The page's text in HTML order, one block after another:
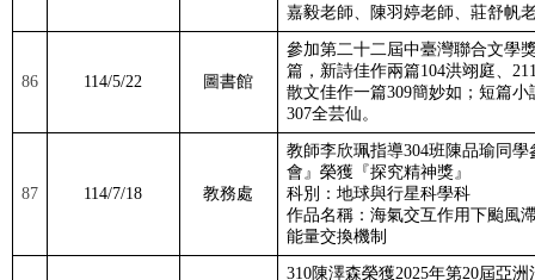
嘉毅老師、陳羽婷老師、莊舒帆
86 114/5/22 圖書館
參加第二十二屆中臺灣聯合文學
篇，新詩佳作兩篇104洪翊庭、
散文佳作一篇309簡妙如；短篇小
307全芸仙。
87 114/7/18 教務處
教師李欣珮指導304班陳品瑜同學
會』榮獲『探究精神獎』
科別：地球與行星科學科
作品名稱：海氣交互作用下颱風
能量交換機制
310陳澤森榮獲2025年第20屆亞洲